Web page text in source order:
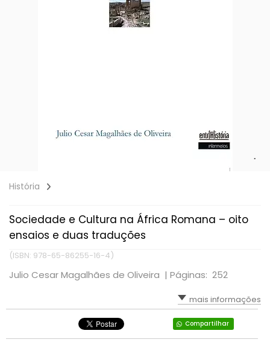
História
Sociedade e Cultura na África Romana – oito
ensaios e duas traduções
(ISBN: 978-65-86255-16-4)
Julio Cesar Magalhães de Oliveira | Páginas: 252
mais informações
Compartilhar